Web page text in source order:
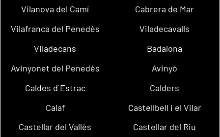
Vilanova del Camí
Cabrera de Mar
Vilafranca del Penedès
Viladecavalls
Viladecans
Badalona
Avinyonet del Penedès
Avinyó
Caldes d´Estrac
Calders
Calaf
Castellbell i el Vilar
Castellar del Vallès
Castellar del Riu